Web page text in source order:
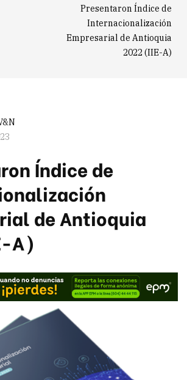
Presentaron Índice de
Internacionalización
Empresarial de Antioquia
2022 (IIE-A)
Índice de
de Antioquia
A)